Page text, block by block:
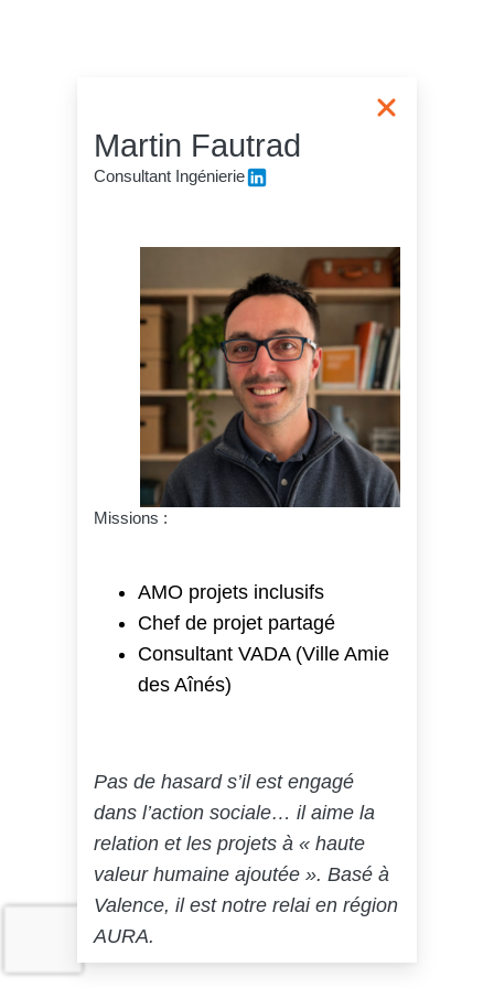
Martin Fautrad
Consultant Ingénierie
Missions :
AMO projets inclusifs
Chef de projet partagé
Consultant VADA (Ville Amie
des Aînés)
Pas de hasard s’il est engagé
dans l’action sociale… il aime la
relation et les projets à « haute
valeur humaine ajoutée ». Basé à
Valence, il est notre relai en région
AURA.